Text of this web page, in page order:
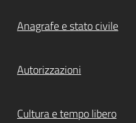
Anagrafe e stato civile
Autorizzazioni
Cultura e tempo libero